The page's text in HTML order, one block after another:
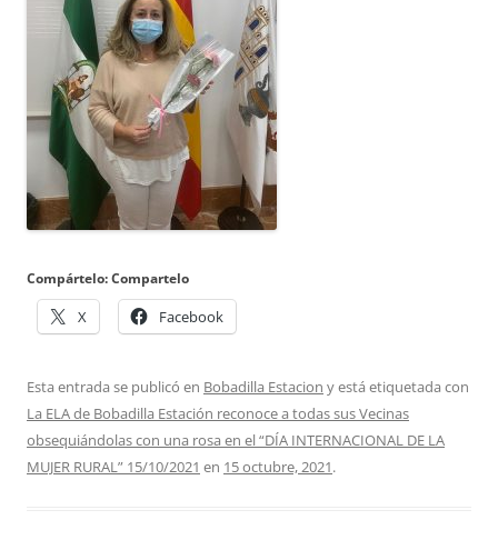
Compártelo: Compartelo
X Facebook
Esta entrada se publicó en Bobadilla Estacion y está etiquetada con
La ELA de Bobadilla Estación reconoce a todas sus Vecinas
obsequiándolas con una rosa en el “DÍA INTERNACIONAL DE LA
MUJER RURAL” 15/10/2021 en 15 octubre, 2021.